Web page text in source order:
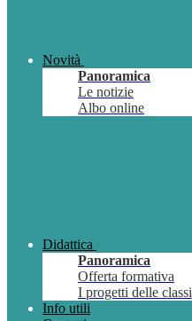
Novità
Panoramica
Le notizie
Albo online
Didattica
Panoramica
Offerta formativa
I progetti delle classi
Info utili